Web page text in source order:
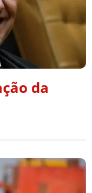
da